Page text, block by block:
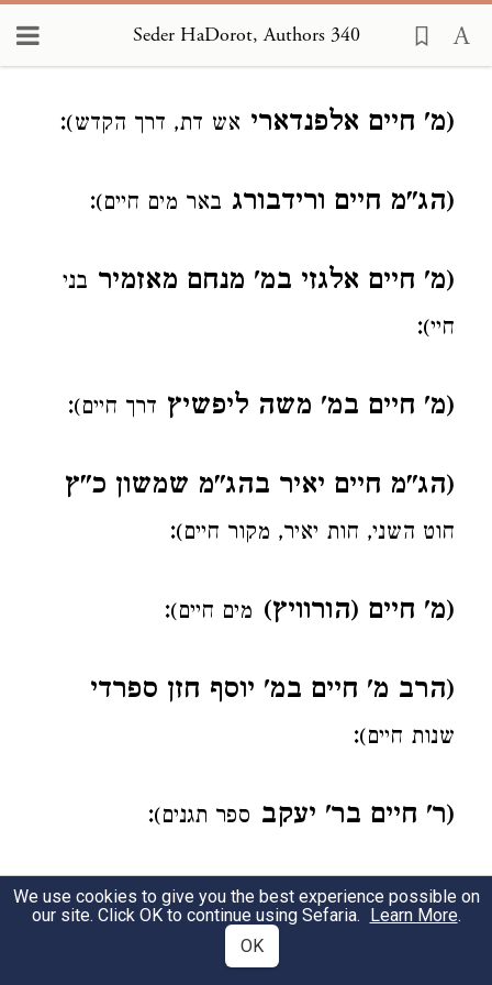
Seder HaDorot, Authors 340
(מ' חיים אלפנדארי אש דת, דרך הקדש):
(הג"מ חיים ורידבורג באר מים חיים):
(מ' חיים אלגזי במ' מנחם מאזמיר בני
חיי):
(מ' חיים במ' משה ליפשיץ דרך חיים):
(הג"מ חיים יאיר בהג"מ שמשון כ"ץ
חוט השני, חות יאיר, מקור חיים):
(מ' חיים (הורוויץ) מים חיים):
(הרב מ' חיים במ' יוסף חזן ספרדי
שנות חיים):
(ר' חיים בר' יעקב ספר תגנים):
(הדרשן מ' חיים קראכמל מקראקא
מקור חיים, חיל וחומה):
We use cookies to give you the best experience possible on
our site. Click OK to continue using Sefaria. Learn More.
OK